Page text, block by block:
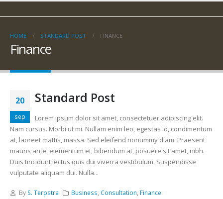
HOME STANDARD POST FINANCE
Finance
20
sep
Standard Post
Lorem ipsum dolor sit amet, consectetuer adipiscing elit.
Nam cursus. Morbi ut mi. Nullam enim leo, egestas id, condimentum
at, laoreet mattis, massa. Sed eleifend nonummy diam. Praesent
mauris ante, elementum et, bibendum at, posuere sit amet, nibh.
Duis tincidunt lectus quis dui viverra vestibulum. Suspendisse
vulputate aliquam dui. Nulla...
By S. Terpstra Business, Consultation, Finance